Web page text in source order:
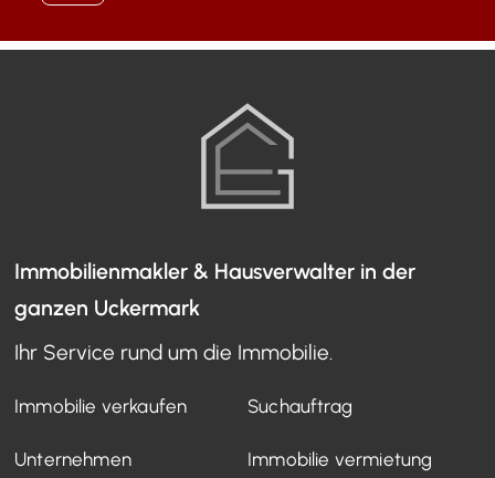
Immobilienmakler & Hausverwalter in der
ganzen Uckermark
Ihr Service rund um die Immobilie.
Immobilie verkaufen Suchauftrag
Unternehmen Immobilie vermietung